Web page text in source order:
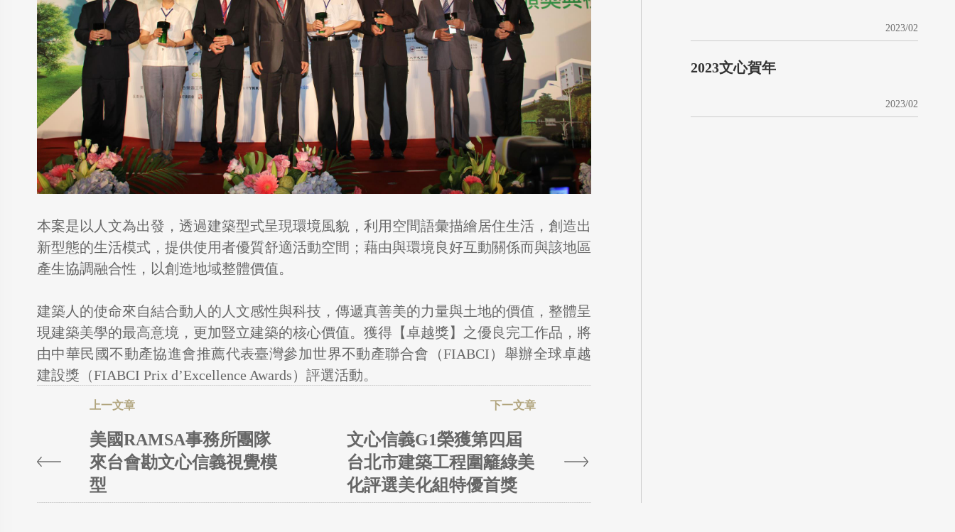
本案是以人文為出發，透過建築型式呈現環境風貌，利用空間語彙描繪居住生活，創造出
新型態的生活模式，提供使用者優質舒適活動空間；藉由與環境良好互動關係而與該地區
產生協調融合性，以創造地域整體價值。
建築人的使命來自結合動人的人文感性與科技，傳遞真善美的力量與土地的價值，整體呈
現建築美學的最高意境，更加豎立建築的核心價值。獲得【卓越獎】之優良完工作品，將
由中華民國不動產協進會推薦代表臺灣參加世界不動產聯合會（FIABCI）舉辦全球卓越
建設獎（FIABCI Prix d’Excellence Awards）評選活動。
美國RAMSA事務所團隊
來台會勘文心信義視覺模
型
文心信義G1榮獲第四屆
台北市建築工程圍籬綠美
化評選美化組特優首獎
2023/02
2023文心賀年
2023/02